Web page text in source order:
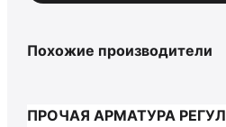
Похожие производители
ПРОЧАЯ АРМАТУРА